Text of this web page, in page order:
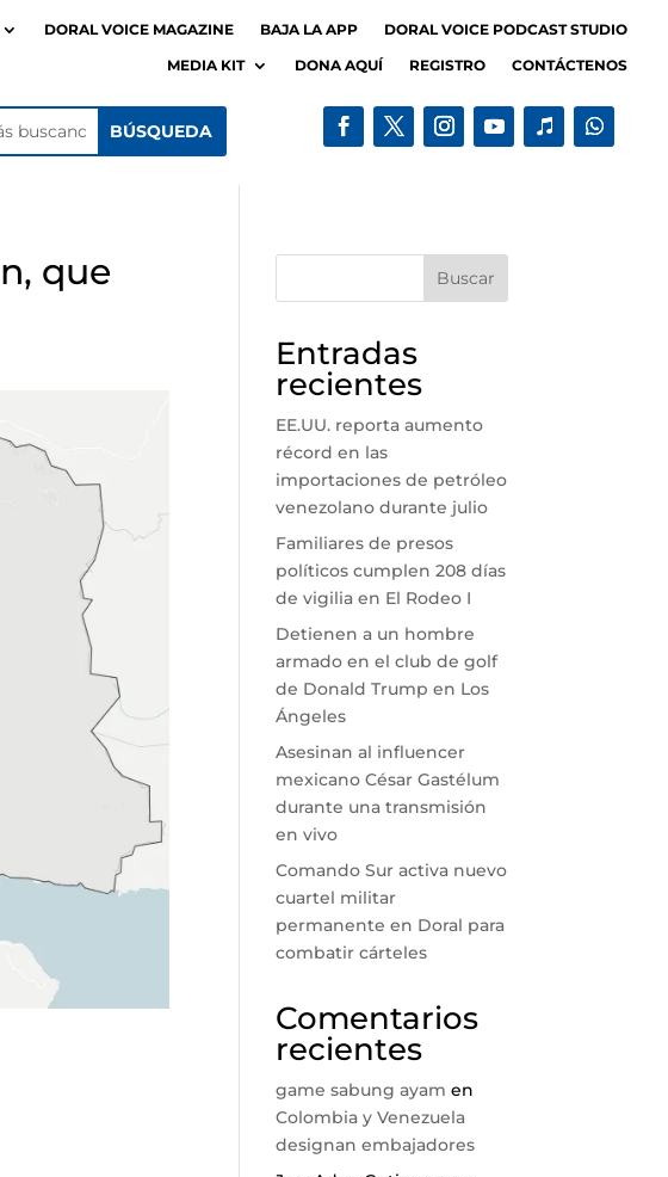
DORAL VOICE MAGAZINE BAJA LA APP
DORAL VOICE PODCAST STUDIO
MEDIA KIT
DONA AQUÍ REGISTRO CONTÁCTENOS
que
Buscar
Entradas
recientes
EE.UU. reporta aumento
récord en las
importaciones de petróleo
venezolano durante julio
Familiares de presos
políticos cumplen 208 días
de vigilia en El Rodeo I
Detienen a un hombre
armado en el club de golf
de Donald Trump en Los
Ángeles
Asesinan al influencer
mexicano César Gastélum
durante una transmisión
en vivo
Comando Sur activa nuevo
cuartel militar
permanente en Doral para
combatir cárteles
Comentarios
recientes
game sabung ayam en
Colombia y Venezuela
designan embajadores